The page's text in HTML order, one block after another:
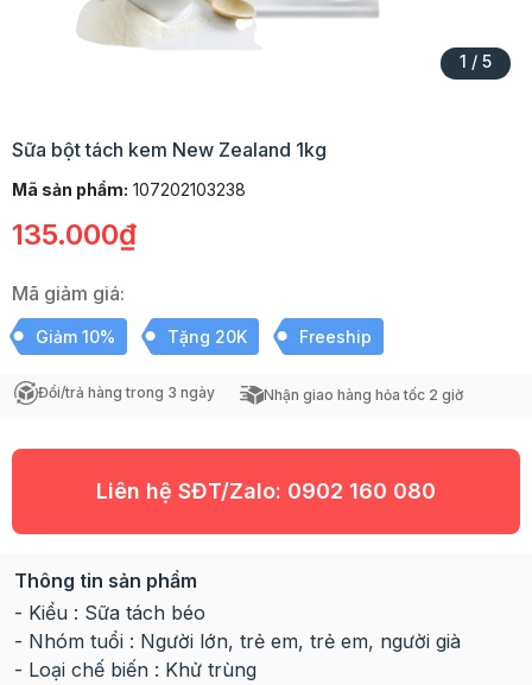
1 / 5
Sữa bột tách kem New Zealand 1kg
Mã sản phẩm: 107202103238
135.000₫
Mã giảm giá:
Giảm 10% Tặng 20K Freeship
Đổi/trả hàng trong 3 ngày Nhận giao hàng hỏa tốc 2 giờ
Liên hệ SĐT/Zalo: 0902 160 080
Thông tin sản phẩm
- Kiểu : Sữa tách béo
- Nhóm tuổi : Người lớn, trẻ em, trẻ em, người già
- Loại chế biến : Khử trùng